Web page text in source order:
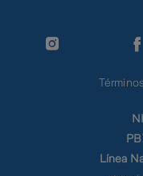
Línea